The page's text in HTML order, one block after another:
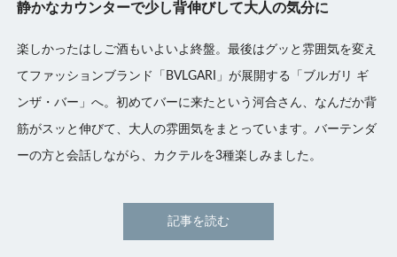
静かなカウンターで少し背伸びして大人の気分に
楽しかったはしご酒もいよいよ終盤。最後はグッと雰囲気を変え
てファッションブランド「BVLGARI」が展開する「ブルガリ ギ
ンザ・バー」へ。初めてバーに来たという河合さん、なんだか背
筋がスッと伸びて、大人の雰囲気をまとっています。バーテンダ
ーの方と会話しながら、カクテルを3種楽しみました。
記事を読む